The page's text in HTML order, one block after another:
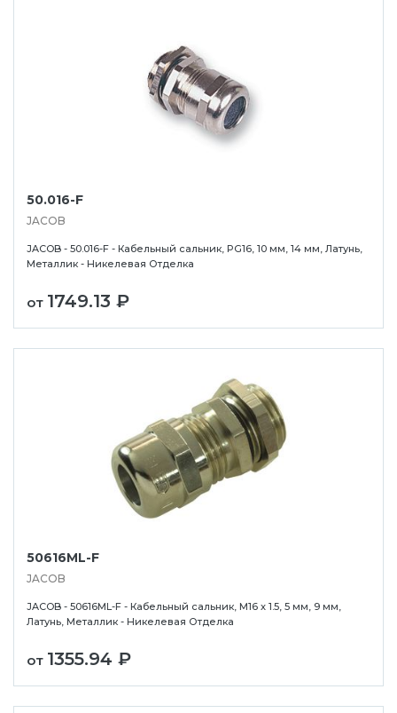
50.016-F
JACOB
JACOB - 50.016-F - Кабельный сальник, PG16, 10 мм, 14 мм, Латунь,
Металлик - Никелевая Отделка
от 1749.13 ₽
50616ML-F
JACOB
JACOB - 50616ML-F - Кабельный сальник, M16 x 1.5, 5 мм, 9 мм,
Латунь, Металлик - Никелевая Отделка
от 1355.94 ₽